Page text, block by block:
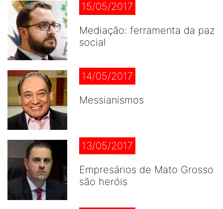
15/05/2017
Mediação: ferramenta da paz
social
14/05/2017
Messianismos
13/05/2017
Empresários de Mato Grosso
são heróis